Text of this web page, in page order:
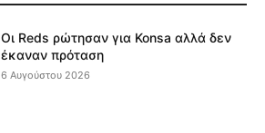
Οι Reds ρώτησαν για Konsa αλλά δεν
έκαναν πρόταση
6 Αυγούστου 2026